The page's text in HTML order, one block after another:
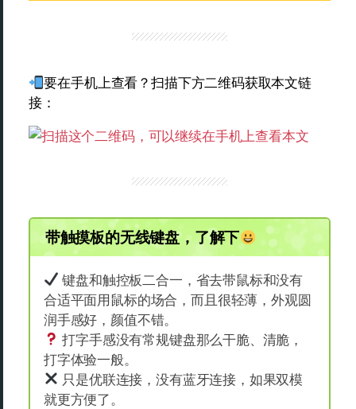
要在手机上查看？扫描下方二维码获取本文链
接：
带触摸板的无线键盘，了解下
键盘和触控板二合一，省去带鼠标和没有
合适平面用鼠标的场合，而且很轻薄，外观圆
润手感好，颜值不错。
打字手感没有常规键盘那么干脆、清脆，
打字体验一般。
只是优联连接，没有蓝牙连接，如果双模
就更方便了。